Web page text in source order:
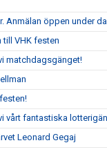
Anmälan öppen under
VHK festen
matchdagsgänget!
vårt fantastiska
Leonard Gegaj